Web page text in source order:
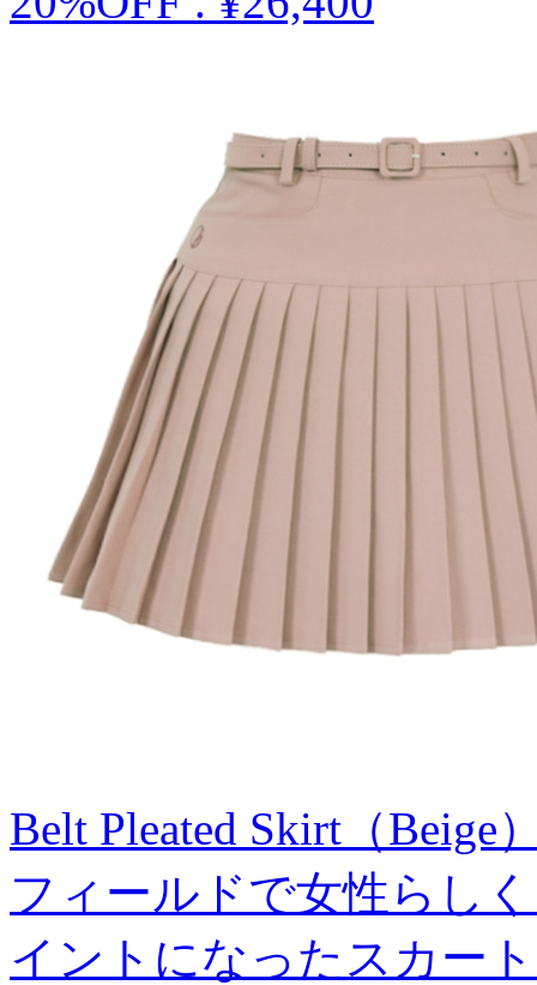
Belt Pleated Skirt（Beige
フィールドで女性らし
イントになったスカー